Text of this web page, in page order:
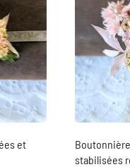
et
stabilisées